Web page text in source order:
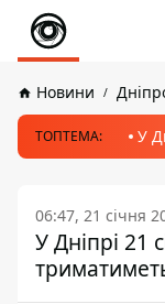
Новини
ТОПТЕМА: У
06:47, 21 січня
У Дніпрі 21